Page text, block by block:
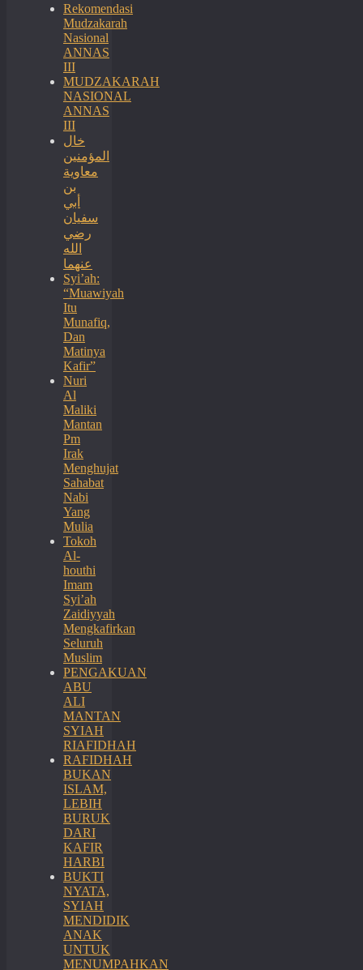
Rekomendasi
Mudzakarah
Nasional
ANNAS
III
MUDZAKARAH
NASIONAL
ANNAS
III
خال
المؤمنين
معاوية
بن
أبي
سفيان
رضي
الله
عنهما
Syi’ah:
“Muawiyah
Itu
Munafiq,
Dan
Matinya
Kafir”
Nuri
Al
Maliki
Mantan
Pm
Irak
Menghujat
Sahabat
Nabi
Yang
Mulia
Tokoh
Al-
houthi
Imam
Syi’ah
Zaidiyyah
Mengkafirkan
Seluruh
Muslim
PENGAKUAN
ABU
ALI
MANTAN
SYIAH
RIAFIDHAH
RAFIDHAH
BUKAN
ISLAM,
LEBIH
BURUK
DARI
KAFIR
HARBI
BUKTI
NYATA,
SYIAH
MENDIDIK
ANAK
UNTUK
MENUMPAHKAN